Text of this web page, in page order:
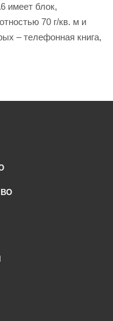
имеет блок,
70 г/кв. м и
– телефонная книга,